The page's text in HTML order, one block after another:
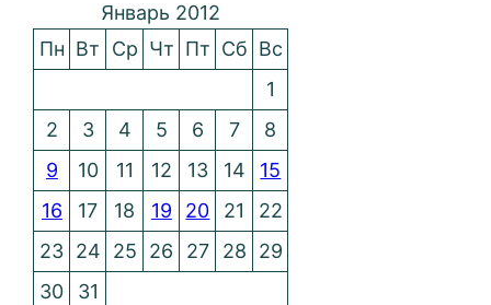
Январь 2012
Пн Вт Ср Чт Пт Сб Вс
1
2
3 4 5 6 7
8
9
10 11 12 13 14
15
16
17 18 19 20 21
22
23 24 25 26 27 28
29
30
31